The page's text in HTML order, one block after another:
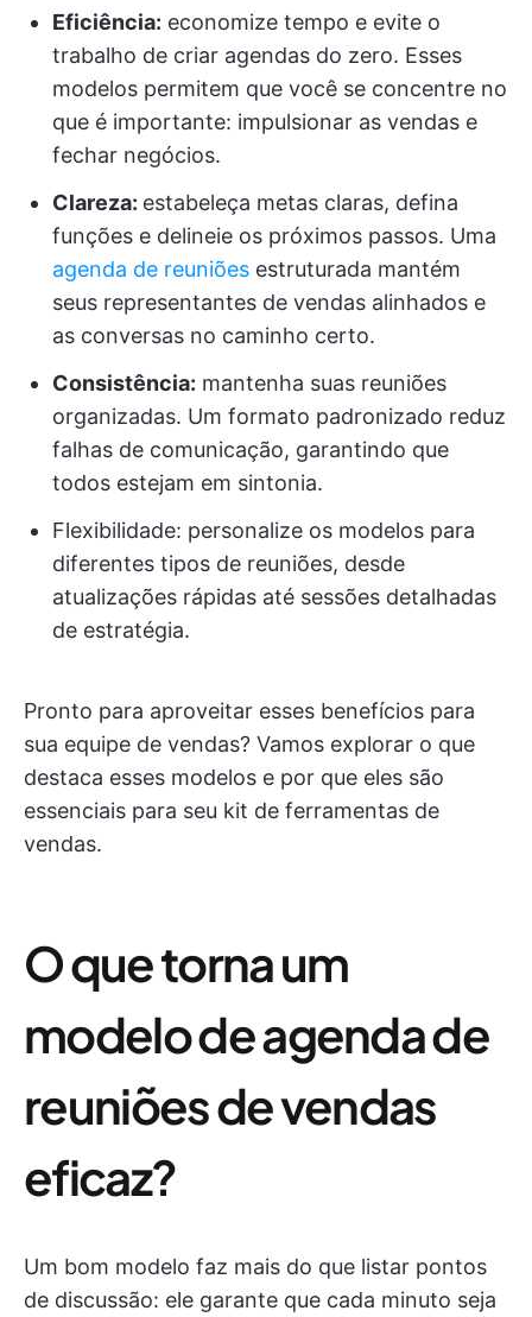
Eficiência: economize tempo e evite o
trabalho de criar agendas do zero. Esses
modelos permitem que você se concentre no
que é importante: impulsionar as vendas e
fechar negócios.
Clareza: estabeleça metas claras, defina
funções e delineie os próximos passos. Uma
agenda de reuniões estruturada mantém
seus representantes de vendas alinhados e
as conversas no caminho certo.
Consistência: mantenha suas reuniões
organizadas. Um formato padronizado reduz
falhas de comunicação, garantindo que
todos estejam em sintonia.
Flexibilidade: personalize os modelos para
diferentes tipos de reuniões, desde
atualizações rápidas até sessões detalhadas
de estratégia.
Pronto para aproveitar esses benefícios para
sua equipe de vendas? Vamos explorar o que
destaca esses modelos e por que eles são
essenciais para seu kit de ferramentas de
vendas.
O que torna um
modelo de agenda de
reuniões de vendas
eficaz?
Um bom modelo faz mais do que listar pontos
de discussão: ele garante que cada minuto seja